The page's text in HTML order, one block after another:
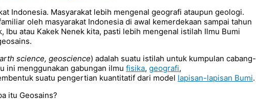
Indonesia. Masyarakat lebih mengenal geografi ataupun geologi.
oleh masyarakat Indonesia di awal kemerdekaan sampai tahun
Ibu atau Kakek Nenek kita, pasti lebih mengenal istilah Ilmu Bumi
science, geoscience) adalah suatu istilah untuk kumpulan cabang-
ini menggunakan gabungan ilmu fisika, geografi,
suatu pengertian kuantitatif dari model lapisan-lapisan Bumi.